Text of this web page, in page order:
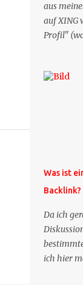
aus
auf XING
Profil"
es jetzt
Weitere
auf
im Blog.
Mail
Stelle
Was ist
Backlink?
Da ich
ich hier